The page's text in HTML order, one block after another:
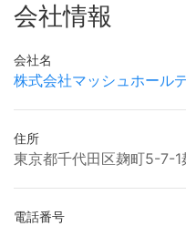
会社情報
会社名
株式会社マッシュホール
住所
東京都千代田区麹町5-7-1
電話番号